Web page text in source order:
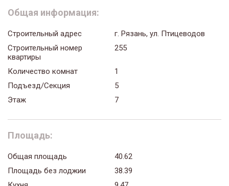
Общая информация:
Строительный адрес
г. Рязань, ул. Птицеводов
Строительный номер
квартиры
255
Количество комнат
1
Подъезд/Секция
5
Этаж
7
Площадь:
Общая площадь
40.62
Площадь без лоджии
38.39